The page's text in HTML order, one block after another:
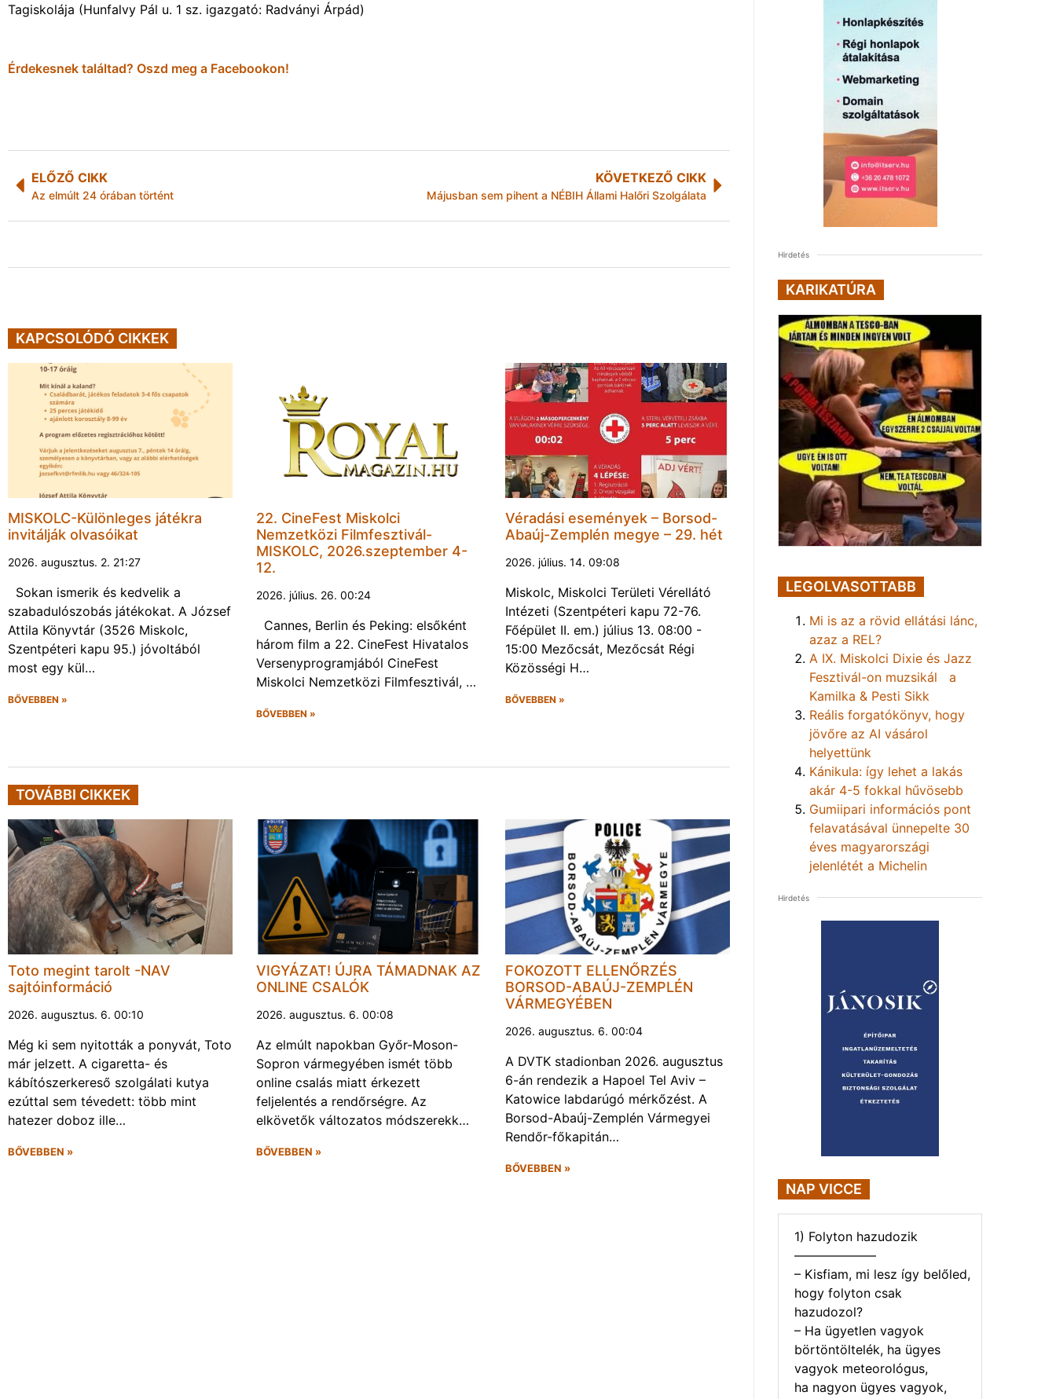
Tagiskolája (Hunfalvy Pál u. 1 sz. igazgató: Radványi Árpád)
Érdekesnek találtad? Oszd meg a Facebookon!
ELŐZŐ CIKK
Az elmúlt 24 órában történt
KÖVETKEZŐ CIKK
Májusban sem pihent a NÉBIH Állami Halőri Szolgálata
KAPCSOLÓDÓ CIKKEK
MISKOLC-Különleges játékra
invitálják olvasóikat
2026. augusztus. 2. 21:27
Sokan ismerik és kedvelik a
szabadulószobás játékokat. A József
Attila Könyvtár (3526 Miskolc,
Szentpéteri kapu 95.) jóvoltából
most egy kül…
BŐVEBBEN »
22. CineFest Miskolci
Nemzetközi Filmfesztivál-
MISKOLC, 2026.szeptember 4-
12.
2026. július. 26. 00:24
Cannes, Berlin és Peking: elsőként
három film a 22. CineFest Hivatalos
Versenyprogramjából CineFest
Miskolci Nemzetközi Filmfesztivál, …
BŐVEBBEN »
Véradási események – Borsod-
Abaúj-Zemplén megye – 29. hét
2026. július. 14. 09:08
Miskolc, Miskolci Területi Vérellátó
Intézeti (Szentpéteri kapu 72-76.
Főépület II. em.) július 13. 08:00 -
15:00 Mezőcsát, Mezőcsát Régi
Közösségi H…
BŐVEBBEN »
TOVÁBBI CIKKEK
Toto megint tarolt -NAV
sajtóinformáció
2026. augusztus. 6. 00:10
Még ki sem nyitották a ponyvát, Toto
már jelzett. A cigaretta- és
kábítószerkereső szolgálati kutya
ezúttal sem tévedett: több mint
hatezer doboz ille…
BŐVEBBEN »
VIGYÁZAT! ÚJRA TÁMADNAK AZ
ONLINE CSALÓK
2026. augusztus. 6. 00:08
Az elmúlt napokban Győr-Moson-
Sopron vármegyében ismét több
online csalás miatt érkezett
feljelentés a rendőrségre. Az
elkövetők változatos módszerekk…
BŐVEBBEN »
FOKOZOTT ELLENŐRZÉS
BORSOD-ABAÚJ-ZEMPLÉN
VÁRMEGYÉBEN
2026. augusztus. 6. 00:04
A DVTK stadionban 2026. augusztus
6-án rendezik a Hapoel Tel Aviv –
Katowice labdarúgó mérkőzést. A
Borsod-Abaúj-Zemplén Vármegyei
Rendőr-főkapitán…
BŐVEBBEN »
Hirdetés
KARIKATÚRA
LEGOLVASOTTABB
Mi is az a rövid ellátási lánc,
azaz a REL?
A IX. Miskolci Dixie és Jazz
Fesztivál-on muzsikál a
Kamilka & Pesti Sikk
Reális forgatókönyv, hogy
jövőre az AI vásárol
helyettünk
Kánikula: így lehet a lakás
akár 4-5 fokkal hűvösebb
Gumiipari információs pont
felavatásával ünnepelte 30
éves magyarországi
jelenlétét a Michelin
Hirdetés
NAP VICCE
1) Folyton hazudozik
——————–
– Kisfiam, mi lesz így belőled,
hogy folyton csak
hazudozol?
– Ha ügyetlen vagyok
börtöntöltelék, ha ügyes
vagyok meteorológus,
ha nagyon ügyes vagyok,